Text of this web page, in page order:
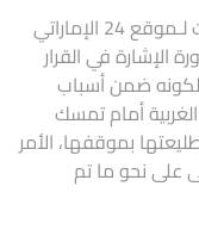
وكشفت مصادر دبلوماسبة في تصريحات لـموقع 24 الإماراتي
الإشارة في القرار
لكونه ضمن أسباب
أمام تمسك
بموقفها، الأمر
على نحو ما تم